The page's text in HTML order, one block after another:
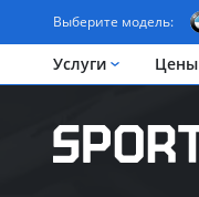
Выберите модель:
Услуги Цены